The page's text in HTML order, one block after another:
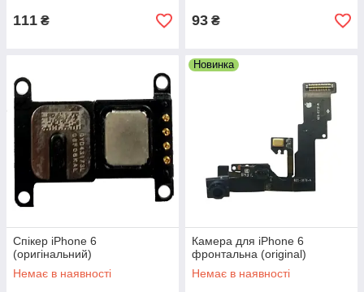
111 ₴ 93 ₴
Спікер iPhone 6
(оригінальний)
Немає в наявності
Новинка
Камера для iPhone 6
фронтальна (original)
Немає в наявності